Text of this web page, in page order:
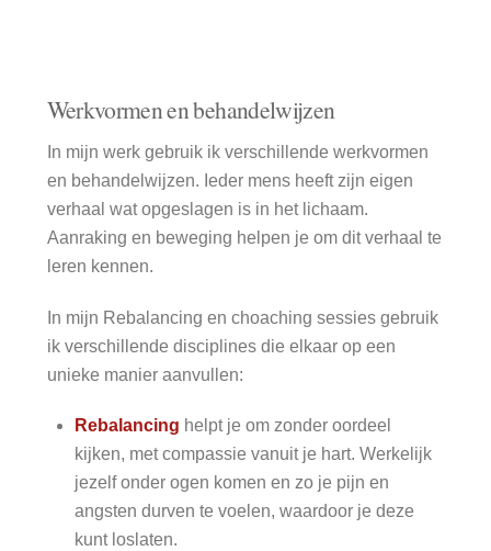
Werkvormen en behandelwijzen
In mijn werk gebruik ik verschillende werkvormen
en behandelwijzen. Ieder mens heeft zijn eigen
verhaal wat opgeslagen is in het lichaam.
Aanraking en beweging helpen je om dit verhaal te
leren kennen.
In mijn Rebalancing en choaching sessies gebruik
ik verschillende disciplines die elkaar op een
unieke manier aanvullen:
Rebalancing helpt je om zonder oordeel
kijken, met compassie vanuit je hart. Werkelijk
jezelf onder ogen komen en zo je pijn en
angsten durven te voelen, waardoor je deze
kunt loslaten.